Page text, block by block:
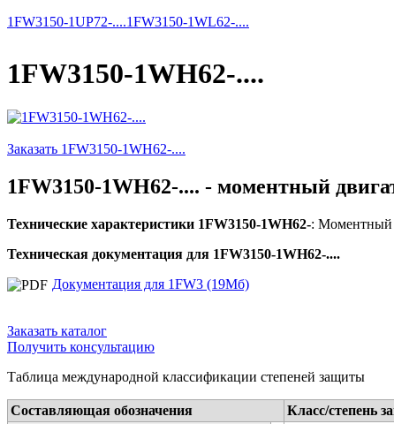
1FW3150-1UP72-....1FW3150-1WL62-....
1FW3150-1WH62-....
Заказать 1FW3150-1WH62-....
1FW3150-1WH62-.... - моментный
Технические характеристики 1FW3150-1WH62-: Моментный
Техническая документация для 1FW3150-1WH62-....
Документация для 1FW3 (19Мб)
Заказать каталог
Получить консультацию
Таблица международной классификации степеней защиты
Составляющая обозначения
Класс/степень